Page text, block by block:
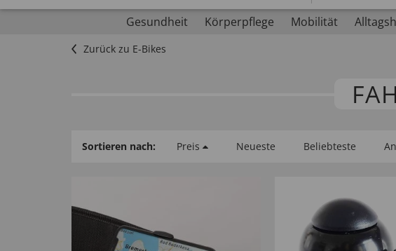
Gesundheit
Körperpflege Mobilität
Zurück zu E-Bikes
Sortieren nach: Preis Neueste Beliebteste